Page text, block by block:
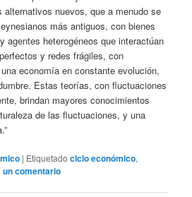
nuevos, que a menudo se
más antiguos, con bienes
agentes heterogéneos que interactúan
y redes frágiles, con
economía en constante evolución,
Estas teorías, con fluctuaciones
brindan mayores conocimientos
de las fluctuaciones, y una
| Etiquetado ciclo económico,
un comentario